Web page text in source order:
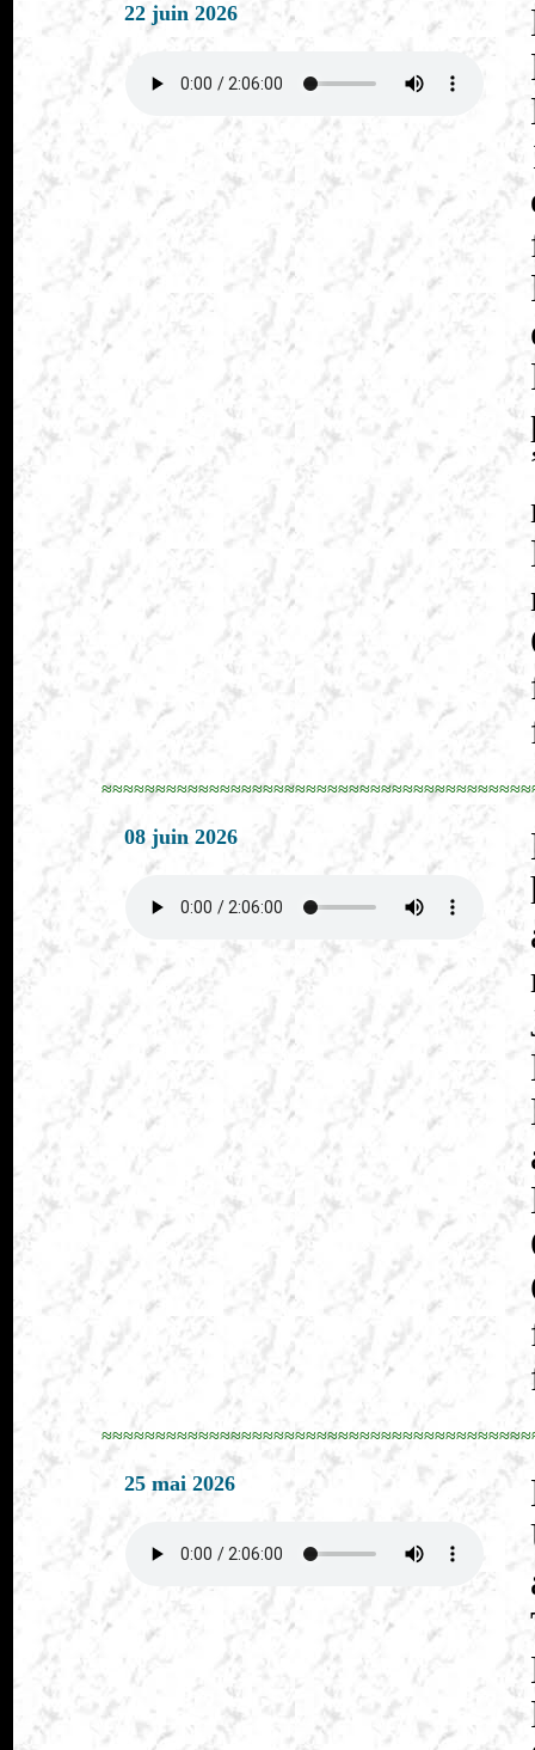
22 juin 2026
08 juin 2026
25 mai 2026